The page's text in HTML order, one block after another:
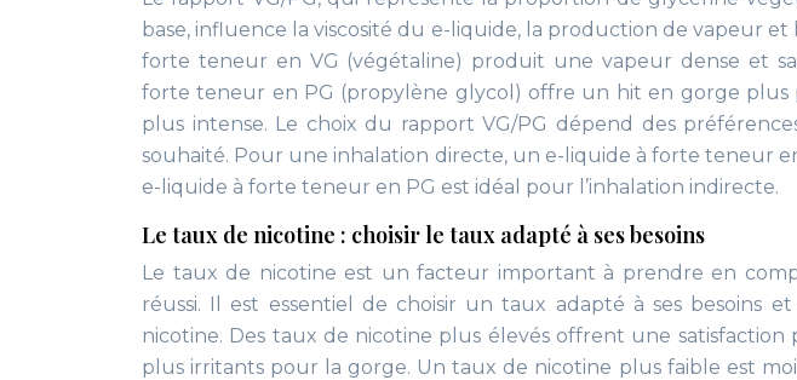
base, influence la viscosité du e-liquide, la production de vapeur
forte teneur en VG (végétaline) produit une vapeur dense et
forte teneur en PG (propylène glycol) offre un hit en gorge plus
plus intense. Le choix du rapport VG/PG dépend des
souhaité. Pour une inhalation directe, un e-liquide à forte teneur
e-liquide à forte teneur en PG est idéal pour l’inhalation indirecte.
Le taux de nicotine : choisir le taux adapté à ses besoins
Le taux de nicotine est un facteur important à prendre en
réussi. Il est essentiel de choisir un taux adapté à ses besoins
nicotine. Des taux de nicotine plus élevés offrent une
plus irritants pour la gorge. Un taux de nicotine plus faible est